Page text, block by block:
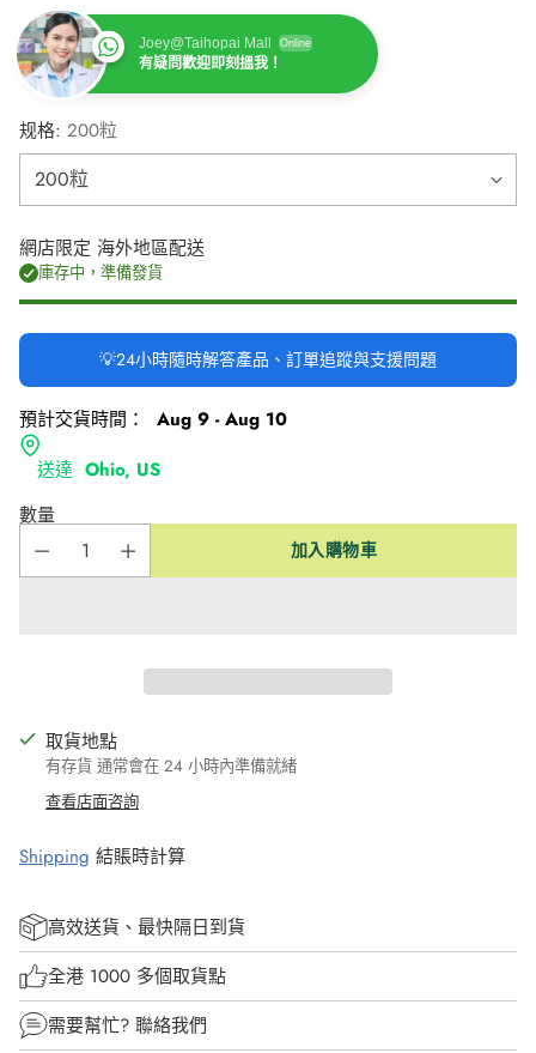
Joey@Taihopai Mall Online
有疑問歡迎即刻搵我！
规格: 200粒
網店限定 海外地區配送
庫存中，準備發貨
💡24小時隨時解答產品、訂單追蹤與支援問題
預計交貨時間：
Aug 9 - Aug 10
送達 Ohio, US
數量
加入購物車
取貨地點
有存貨 通常會在 24 小時內準備就緒
查看店面咨詢
Shipping 結賬時計算
高效送貨、最快隔日到貨
全港 1000 多個取貨點
需要幫忙? 聯絡我們